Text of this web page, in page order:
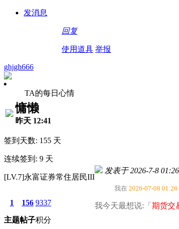
发消息
回复
使用道具 举报
ghjgh666
TA的每日心情
慵懒
昨天 12:41
签到天数: 155 天
连续签到: 9 天
[LV.7]永富证券常住居民III
1
主题
156
帖子
9337
积分
发表于 2026-7-8
我在 2026-07-08 01:26
我今天最想说:「 期货交